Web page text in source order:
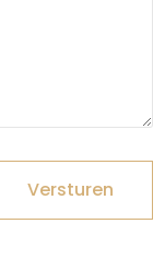
Versturen